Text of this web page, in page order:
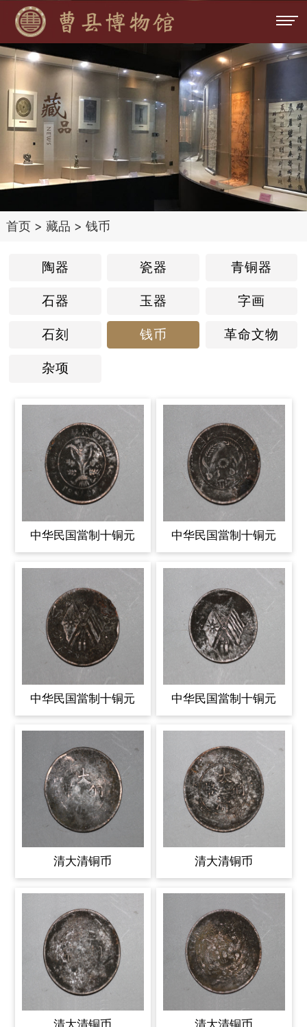
首页> 藏品 > 钱币
陶器 瓷器 青铜器
石器 玉器 字画
石刻 钱币 革命文物
杂项
中华民国當制十铜元 中华民国當制十铜元
中华民国當制十铜元 中华民国當制十铜元
清大清铜币 清大清铜币
清大清铜币 清大清铜币